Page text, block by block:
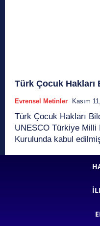
Türk Çocuk Hakları
Evrensel Metinler Kasım
Türk Çocuk Hakları
UNESCO Türkiye Milli
Kurulunda kabul